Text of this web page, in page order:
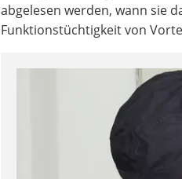
abgelesen werden, wann sie
Funktionstüchtigkeit von